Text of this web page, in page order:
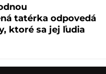
tatérka odpovedá
ktoré sa jej ľudia